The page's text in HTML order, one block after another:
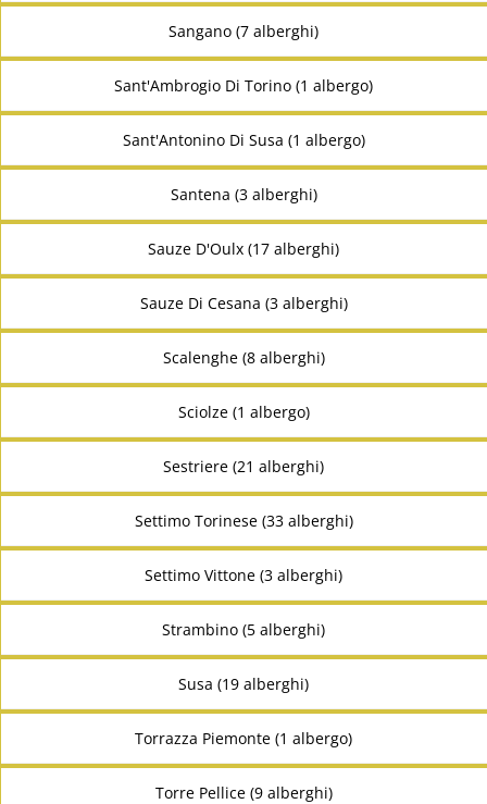
Sangano (7 alberghi)
Sant'Ambrogio Di Torino (1 albergo)
Sant'Antonino Di Susa (1 albergo)
Santena (3 alberghi)
Sauze D'Oulx (17 alberghi)
Sauze Di Cesana (3 alberghi)
Scalenghe (8 alberghi)
Sciolze (1 albergo)
Sestriere (21 alberghi)
Settimo Torinese (33 alberghi)
Settimo Vittone (3 alberghi)
Strambino (5 alberghi)
Susa (19 alberghi)
Torrazza Piemonte (1 albergo)
Torre Pellice (9 alberghi)